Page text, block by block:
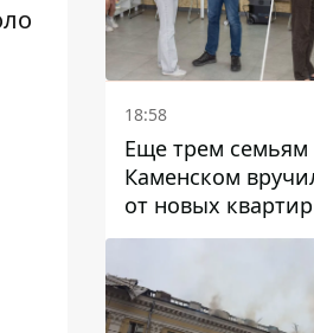
18:58
Еще трем
Каменском
от новых квартир